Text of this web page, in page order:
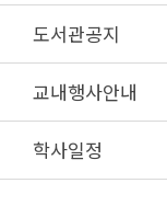
도서관공지
교내행사안내
학사일정